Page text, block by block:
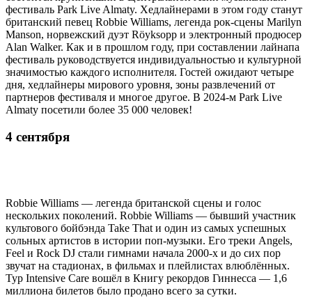
фестиваль Park Live Almaty. Хедлайнерами в этом году станут
британский певец Robbie Williams, легенда рок-сцены Marilyn
Manson, норвежский дуэт Röyksopp и электронный продюсер
Alan Walker. Как и в прошлом году, при составлении лайнапа
фестиваль руководствуется индивидуальностью и культурной
значимостью каждого исполнителя. Гостей ожидают четыре
дня, хедлайнеры мирового уровня, зоны развлечений от
партнеров фестиваля и многое другое. В 2024-м Park Live
Almaty посетили более 35 000 человек!
4 сентября
Robbie Williams — легенда британской сцены и голос
нескольких поколений. Robbie Williams — бывший участник
культового бойбэнда Take That и один из самых успешных
сольных артистов в истории поп-музыки. Его треки Angels,
Feel и Rock DJ стали гимнами начала 2000-х и до сих пор
звучат на стадионах, в фильмах и плейлистах влюблённых.
Тур Intensive Care вошёл в Книгу рекордов Гиннесса — 1,6
миллиона билетов было продано всего за сутки.